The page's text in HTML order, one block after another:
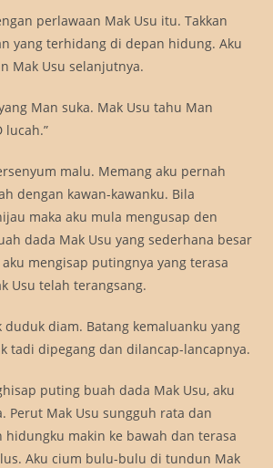
perlawaan Mak Usu itu. Takkan
yang terhidang di depan hidung. Aku
Mak Usu selanjutnya.
Man suka. Mak Usu tahu Man
lucah.”
malu. Memang aku pernah
dengan kawan-kawanku. Bila
maka aku mula mengusap den
dada Mak Usu yang sederhana besar
mengisap putingnya yang terasa
Usu telah terangsang.
duduk diam. Batang kemaluanku yang
tadi dipegang dan dilancap-lancapnya.
puting buah dada Mak Usu, aku
Perut Mak Usu sungguh rata dan
hidungku makin ke bawah dan terasa
Aku cium bulu-bulu di tundun Mak